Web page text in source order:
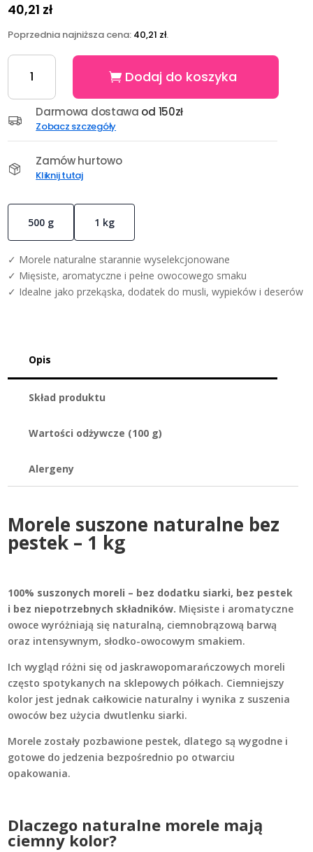
40,21 zł
Poprzednia najniższa cena: 40,21 zł.
ilość
Morele
naturalne
kg
Dodaj do koszyka
Darmowa dostawa od 150zł
Zobacz szczegóły
Zamów hurtowo
Kliknij tutaj
500 g 1 kg
✓ Morele naturalne starannie wyselekcjonowane
✓ Mięsiste, aromatyczne i pełne owocowego smaku
✓ Idealne jako przekąska, dodatek do musli, wypieków i deserów
Opis
Skład produktu
Wartości odżywcze (100 g)
Alergeny
Morele suszone naturalne bez
pestek – 1 kg
100% suszonych moreli – bez dodatku siarki, bez pestek
i bez niepotrzebnych składników. Mięsiste i aromatyczne
owoce wyróżniają się naturalną, ciemnobrązową barwą
oraz intensywnym, słodko-owocowym smakiem.
Ich wygląd różni się od jaskrawopomarańczowych moreli
często spotykanych na sklepowych półkach. Ciemniejszy
kolor jest jednak całkowicie naturalny i wynika z suszenia
owoców bez użycia dwutlenku siarki.
Morele zostały pozbawione pestek, dlatego są wygodne i
gotowe do jedzenia bezpośrednio po otwarciu
opakowania.
Dlaczego naturalne morele mają
ciemny kolor?